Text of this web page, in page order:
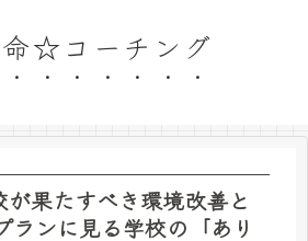
☆コーチング
が果たすべき環境改善と
ランに見る学校の「あり